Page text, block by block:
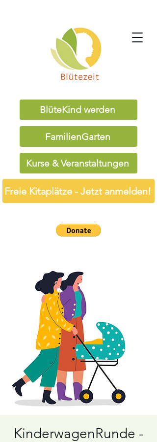
BlüteKind werden
FamilienGarten
Kurse & Veranstaltungen
Freie Kitaplätze - Jetzt anmelden!
KinderwagenRunde -